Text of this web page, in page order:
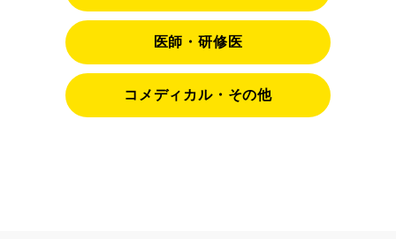
医師・研修医
コメディカル・その他